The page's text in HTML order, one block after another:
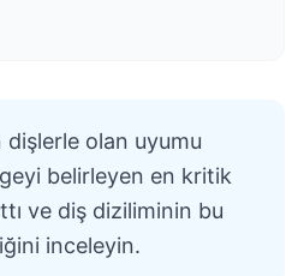
olan uyumu
belirleyen en kritik
ve diş diziliminin bu
inceleyin.